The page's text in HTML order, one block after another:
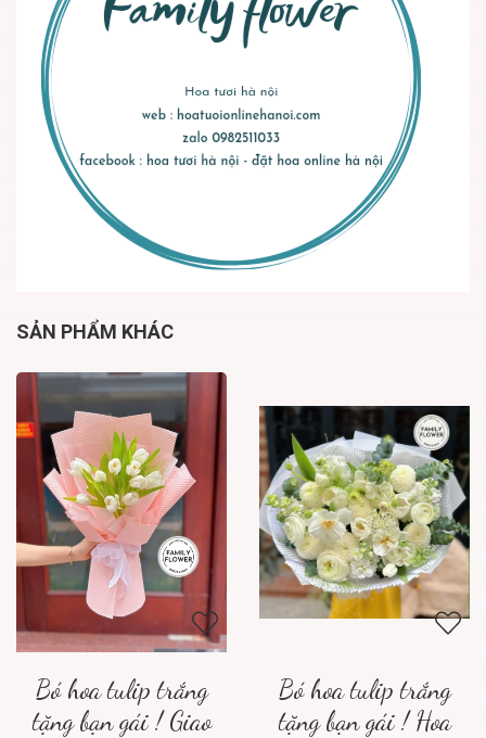
SẢN PHẨM KHÁC
Bó hoa tulip trắng
tặng bạn gái ! Giao
Bó hoa tulip trắng
tặng bạn gái ! Hoa